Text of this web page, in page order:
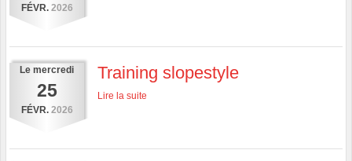
FÉVR. 2026
Le mercredi
25
FÉVR. 2026
Training slopestyle
Lire la suite